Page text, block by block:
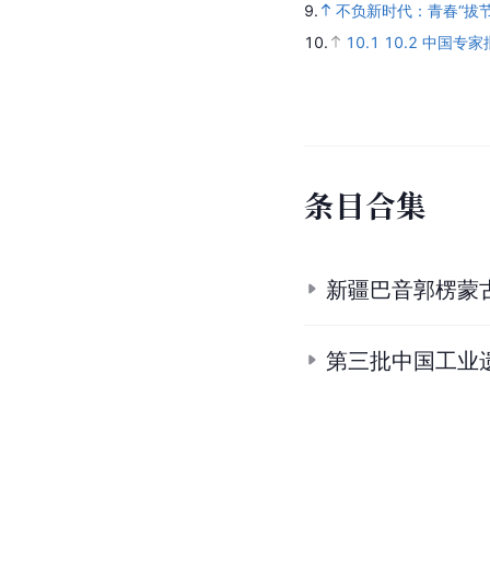
9.
不负新时代：青春“拔
10.
10.1 10.2 中国专家
条目合集
新疆巴音郭楞蒙
第三批中国工业